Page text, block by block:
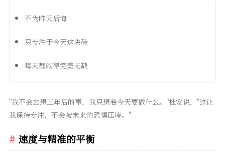
不为昨天后悔
只专注于今天这块砖
每天都砌得完美无缺
"我不会去想三年后的事，我只想着今天要做什么。"杜安说，"这让
我保持专注，不会被未来的恐惧压垮。"
速度与精准的平衡